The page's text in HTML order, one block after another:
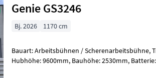
Genie GS3246
Bj. 2026 1170 cm
Bauart: Arbeitsbühnen / Scherenarbeitsbühne, Tragkraft: 318kg,
Hubhöhe: 9600mm, Bauhöhe: 2530mm, Batterie: Trojan 6V 228Ah